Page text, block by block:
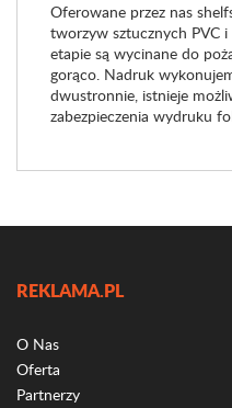
Oferowane przez nas
tworzyw sztucznych PVC
etapie są wycinane do
gorąco. Nadruk
dwustronnie, istnieje
zabezpieczenia wydruku
REKLAMA.PL
O Nas
Oferta
Partnerzy